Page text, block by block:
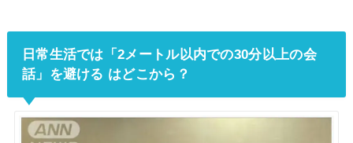
日常生活では「2メートル以内での30分以上の会
話」を避ける はどこから？